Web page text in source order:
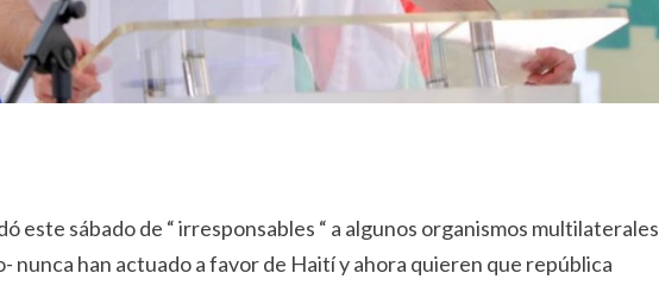
este sábado de “ irresponsables “ a algunos organismos multilaterales
nunca han actuado a favor de Haití y ahora quieren que república